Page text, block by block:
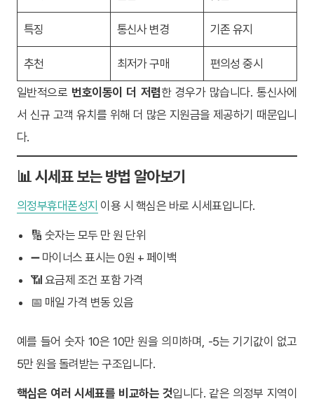
특징 통신사 변경 기존 유지
추천 최저가 구매 편의성 중시
일반적으로 번호이동이 더 저렴한 경우가 많습니다. 통신사에
서 신규 고객 유치를 위해 더 많은 지원금을 제공하기 때문입니
다.
📊 시세표 보는 방법 알아보기
의정부휴대폰성지 이용 시 핵심은 바로 시세표입니다.
🔢 숫자는 모두 만 원 단위
➖ 마이너스 표시는 0원 + 페이백
📶 요금제 조건 포함 가격
📅 매일 가격 변동 있음
예를 들어 숫자 10은 10만 원을 의미하며, -5는 기기값이 없고
5만 원을 돌려받는 구조입니다.
핵심은 여러 시세표를 비교하는 것입니다. 같은 의정부 지역이